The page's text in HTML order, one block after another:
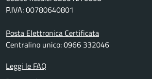
P.IVA: 00780640801
Posta Elettronica Certificata
Centralino unico: 0966 332046
Leggi le FAQ